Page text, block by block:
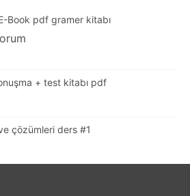
Book pdf gramer kitabı
+ test kitabı pdf
çözümleri ders #1